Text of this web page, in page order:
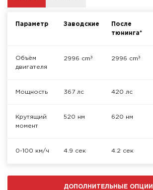
Параметр Заводские
После
тюнинга*
Объём
двигателя
2996 cm³ 2996 cm³
Мощность 367 лс 420 лс
Крутящий
момент
520 нм 620 нм
0-100 км/ч 4.9 сек 4.2 сек
ДОПОЛНИТЕЛЬНЫЕ ОПЦИИ